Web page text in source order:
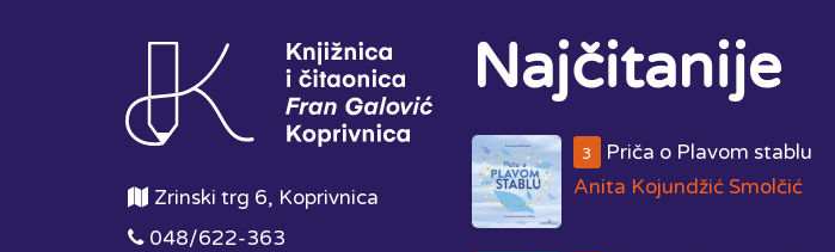
Zrinski trg 6, Koprivnica
048/622-363
Najčitanije
3
Priča o Plavom stablu
Anita Kojundžić Smolčić